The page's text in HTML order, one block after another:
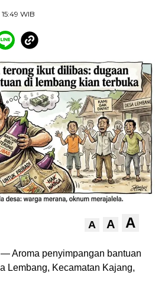
15:49 WIB
A A A
Aroma penyimpangan bantuan
Lembang, Kecamatan Kajang,